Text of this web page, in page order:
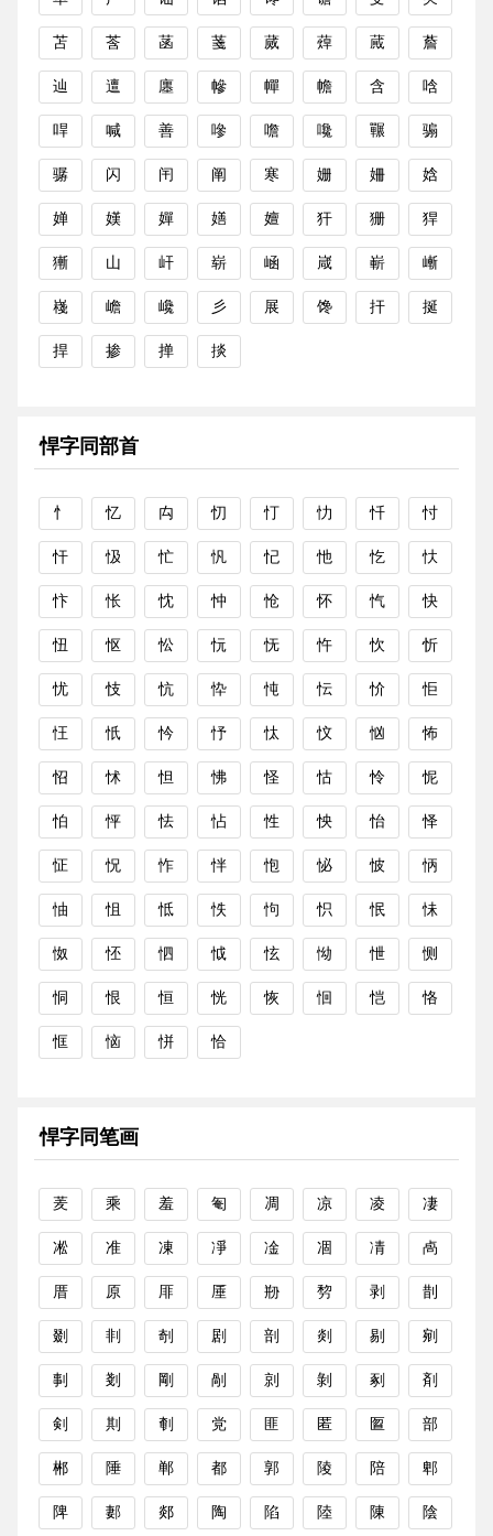
苫 莟 菡 菚 蒇 蔊 蕆 薝
辿 邅 廛 幓 幝 幨 含 唅
哻 喊 善 嘇 噡 嚵 囅 骟
骣 闪 闬 阐 寒 姗 姍 娢
婵 嫨 嬋 嫸 嬗 犴 狦 猂
獑 山 屽 崭 崡 嵅 嶄 嶃
嶘 嶦 巉 彡 展 馋 扞 挻
捍 掺 掸 掞
悍字同部首
忄 忆 禸 忉 忊 忇 忏 忖
忓 忣 忙 忛 忋 忚 忔 忕
忭 怅 忱 忡 怆 怀 忾 快
忸 怄 忪 忨 怃 忤 忺 忻
忧 忮 忼 忰 忳 忶 忦 怇
忹 忯 忴 忬 忲 忟 忷 怖
怊 怵 怛 怫 怪 怙 怜 怩
怕 怦 怯 怗 性 怏 怡 怿
怔 怳 怍 怑 怉 怭 怶 怲
怞 怚 怟 怢 怐 怾 怋 怽
怓 怌 怬 怴 怰 怮 怈 恻
恫 恨 恒 恍 恢 恛 恺 恪
恇 恼 恲 恰
悍字同笔画
羐 乘 羞 匎 凋 凉 凌 凄
凇 准 凍 凈 凎 凅 凊 卨
厝 原 厞 厜 剙 剓 剥 剒
剟 剕 剞 剧 剖 剡 剔 剜
剚 剗 剛 剮 剠 剝 剢 剤
剣 剘 剦 党 匪 匿 匫 部
郴 陲 郸 都 郭 陵 陪 郫
陴 郪 郯 陶 陷 陸 陳 陰